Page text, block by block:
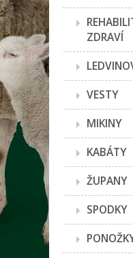
ZDRAVÍ
VESTY
MIKINY
KABÁTY
ŽUPANY
SPODKY